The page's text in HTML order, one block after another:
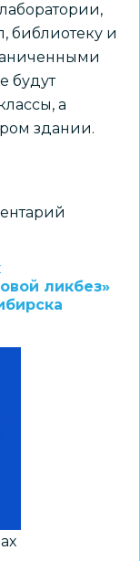
библиотеку и
будут
а
здании.
ликбез»